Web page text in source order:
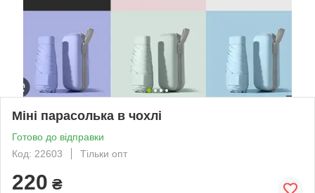
Міні парасолька в чохлі
Готово до відправки
Код: 22603
Тільки опт
220 ₴